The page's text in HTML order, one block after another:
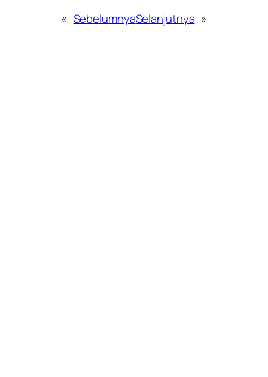
« SebelumnyaSelanjutnya »